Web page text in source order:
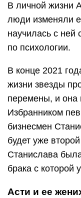
В личной жизни
люди изменяли
научилась с ней
по психологии.
В конце 2021
жизни звезды
перемены, и она
Избранником
бизнесмен
будет уже
Станислава
брака с которой
Асти и ее